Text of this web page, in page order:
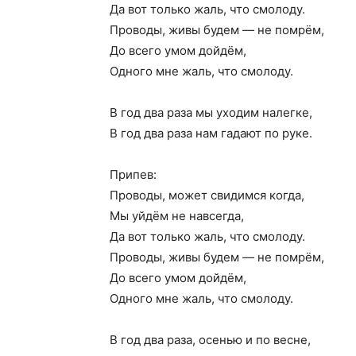
Да вот только жаль, что смолоду.
Проводы, живы будем — не помрём,
До всего умом дойдём,
Одного мне жаль, что смолоду.
В год два раза мы уходим налегке,
В год два раза нам гадают по руке.
Припев:
Проводы, может свидимся когда,
Мы уйдём не навсегда,
Да вот только жаль, что смолоду.
Проводы, живы будем — не помрём,
До всего умом дойдём,
Одного мне жаль, что смолоду.
В год два раза, осенью и по весне,